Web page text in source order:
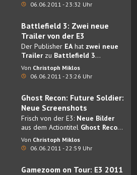
06.06.2011 - 23:32 Uhr
Battlefield 3: Zwei neue
Trailer von der E3
Der Publisher EAhat zwei neue
Trailer zu Battlefield 3
veröffentlicht.
Von Christoph Miklos
06.06.2011 - 23:26 Uhr
Ghost Recon: Future Soldier:
Neue Screenshots
Frisch von der E3: Neue Bilder
aus dem Actiontitel Ghost Recon:
Future Soldier.
Von Christoph Miklos
06.06.2011 - 22:59 Uhr
Gamezoom on Tour: E3 2011